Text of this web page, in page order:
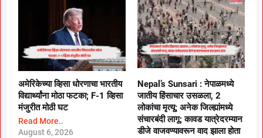
अमेरिकेच्या व्हिसा धोरणाचा भारतीय
विद्यार्थ्यांना मोठा फटका; F-1 व्हिसा
मंजुरीत मोठी घट
Read More..
August 6, 2026
Nepal’s Sunsari : नेपाळमध्ये
जातीय हिंसाचार उसळला, 2
लोकांचा मृत्यू; अनेक जिल्ह्यांमध्ये
संचारबंदी लागू; कावड यात्रेदरम्यान
डीजे वाजवण्यावरून वाद झाला होता